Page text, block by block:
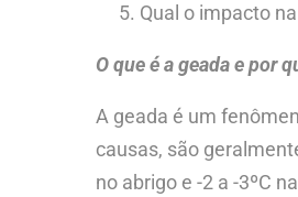
Qual o impacto
O que é a geada e por
A geada é um
causas, são
no abrigo e -2 a -3ºC